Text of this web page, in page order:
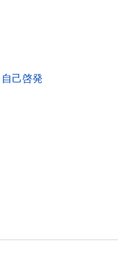
自己啓発